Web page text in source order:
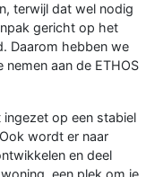
terwijl dat wel nodig
gericht op het
Daarom hebben we
aan de ETHOS
op een stabiel
wordt er naar
en deel
een plek om je